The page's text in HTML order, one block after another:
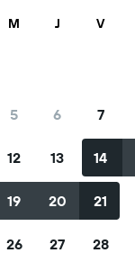
M J V
5 6 7
12 13 14
19 20 21
26 27 28